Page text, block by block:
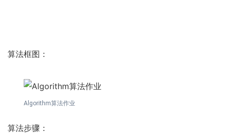
算法框图：
Algorithm算法作业
算法步骤：